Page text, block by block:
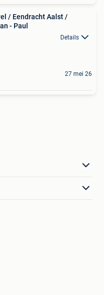
/ Eendracht Aalst /
- Paul
Details
27 mei 26